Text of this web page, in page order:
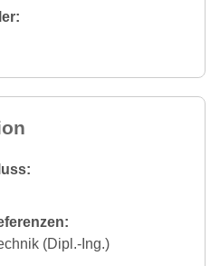
(Dipl.-Ing.)